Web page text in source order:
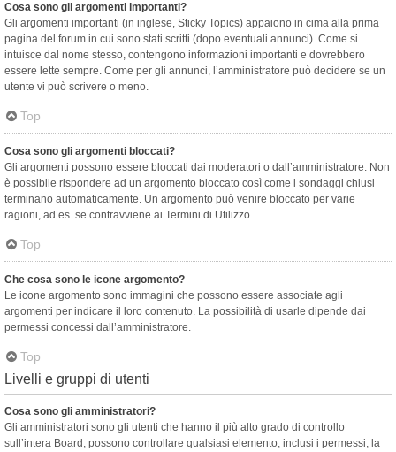
Cosa sono gli argomenti importanti?
Gli argomenti importanti (in inglese, Sticky Topics) appaiono in cima alla prima
pagina del forum in cui sono stati scritti (dopo eventuali annunci). Come si
intuisce dal nome stesso, contengono informazioni importanti e dovrebbero
essere lette sempre. Come per gli annunci, l’amministratore può decidere se un
utente vi può scrivere o meno.
Top
Cosa sono gli argomenti bloccati?
Gli argomenti possono essere bloccati dai moderatori o dall’amministratore. Non
è possibile rispondere ad un argomento bloccato così come i sondaggi chiusi
terminano automaticamente. Un argomento può venire bloccato per varie
ragioni, ad es. se contravviene ai Termini di Utilizzo.
Top
Che cosa sono le icone argomento?
Le icone argomento sono immagini che possono essere associate agli
argomenti per indicare il loro contenuto. La possibilità di usarle dipende dai
permessi concessi dall’amministratore.
Top
Livelli e gruppi di utenti
Cosa sono gli amministratori?
Gli amministratori sono gli utenti che hanno il più alto grado di controllo
sull’intera Board; possono controllare qualsiasi elemento, inclusi i permessi, la